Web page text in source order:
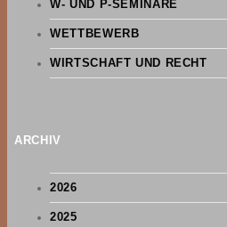
W- UND P-SEMINARE
WETTBEWERB
WIRTSCHAFT UND RECHT
ARCHIV
2026
2025